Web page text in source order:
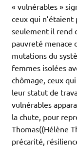
« vulnérables »
ceux qui n’étaient
seulement il rend
pauvreté menace
mutations du
femmes isolées
chômage, ceux
leur statut de
vulnérables
la chute, pour
Thomas((Hélène
précarité,